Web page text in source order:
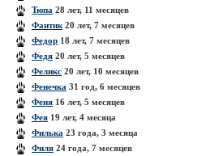
Тюпа 28 лет, 11 месяцев
Фантик 20 лет, 7 месяцев
Федор 18 лет, 7 месяцев
Федя 20 лет, 5 месяцев
Феликс 20 лет, 10 месяцев
Фенечка 31 год, 6 месяцев
Феня 16 лет, 5 месяцев
Фея 19 лет, 4 месяца
Филька 23 года, 3 месяца
Филя 24 года, 7 месяцев